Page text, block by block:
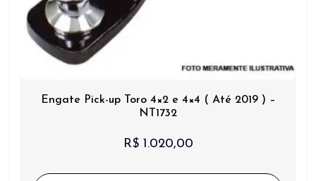
Engate Pick-up Toro 4×2 e 4×4 ( Até 2019 ) –
NT1732
R$1.020,00